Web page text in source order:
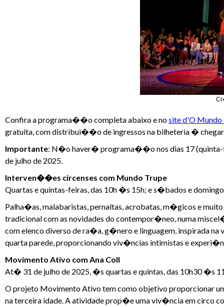
Confira a programa��o completa abaixo e nosite d'O Mundo
gratuita, com distribui��o de ingressos na bilheteria �
Importante: N�o haver� programa��o nos dias 17 (quinta-
de julho de 2025.
Interven��es circenses com Mundo Trupe
Quartas e quintas-feiras, das 10h �s 15h; e s�bados e
Palha�as, malabaristas, pernaltas, acrobatas, m�gicos e
tradicional com as novidades do contempor�neo, numa
com elenco diverso de ra�a, g�nero e linguagem, inspirada
quarta parede, proporcionando viv�ncias intimistas e
Movimento Ativo com Ana Coll
At� 31 de julho de 2025, �s quartas e quintas, das 10h30 �s
O projeto Movimento Ativo tem como objetivo proporcionar
na terceira idade. A atividade prop�e uma viv�ncia em circo